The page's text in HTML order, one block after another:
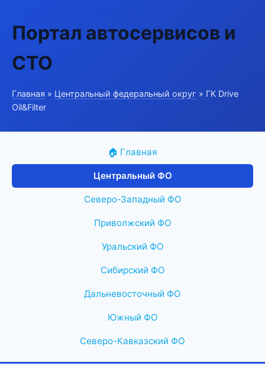
Портал автосервисов и
СТО
Главная » Центральный федеральный округ » ГК Drive
Oil&Filter
🏠 Главная
Центральный ФО
Северо-Западный ФО
Приволжский ФО
Уральский ФО
Сибирский ФО
Дальневосточный ФО
Южный ФО
Северо-Кавказский ФО